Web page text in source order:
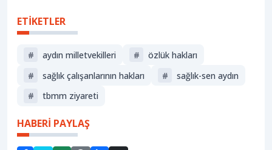
ETİKETLER
# aydın milletvekilleri #
özlük hakları
#
sağlık çalışanlarının hakları #
sağlık-sen aydın
#
tbmm ziyareti
HABERİ PAYLAŞ